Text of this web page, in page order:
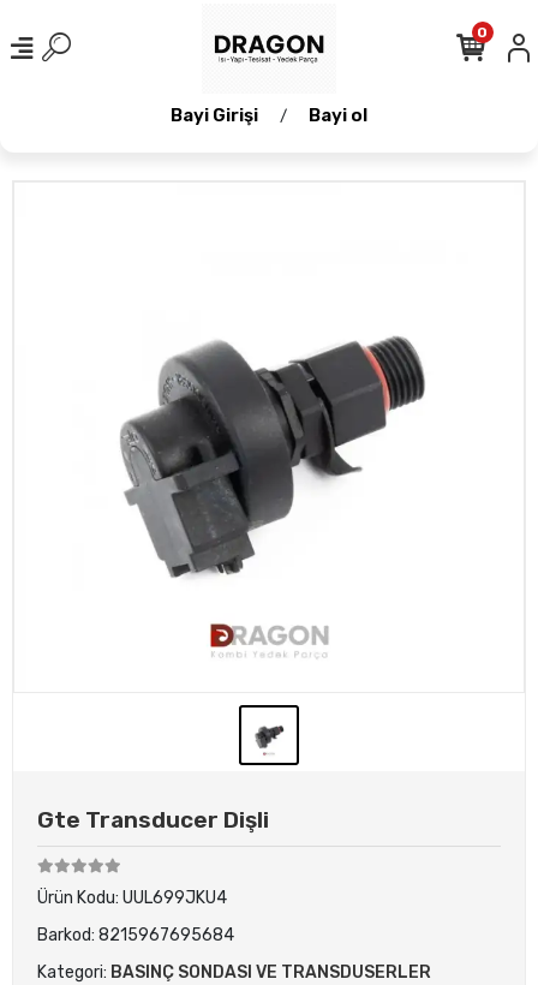
Bayi Girişi / Bayi ol
0
Gte Transducer Dişli
Ürün Kodu: UUL699JKU4
Barkod: 8215967695684
Kategori: BASINÇ SONDASI VE TRANSDUSERLER